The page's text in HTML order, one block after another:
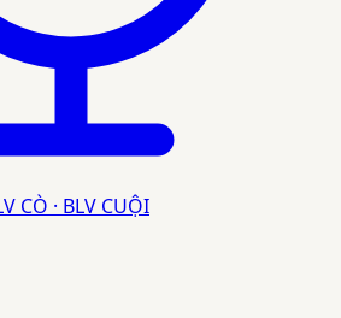
CÒ · BLV CUỘI